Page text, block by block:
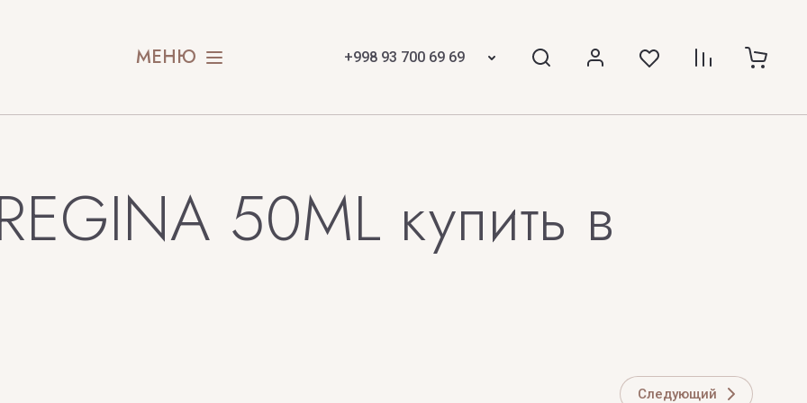
МЕНЮ +998 93 700 69 69
50ML купить в
Следующий
SWEDOFT
The Woods Collection
Tom Ford